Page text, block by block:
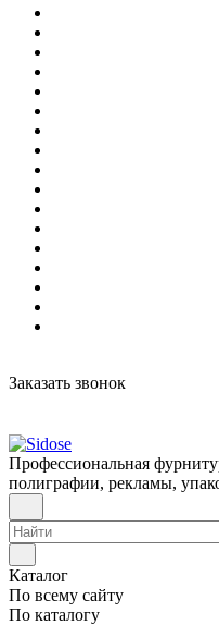
Заказать звонок
Профессиональная
полиграфии, рекламы,
Каталог
По всему сайту
По каталогу